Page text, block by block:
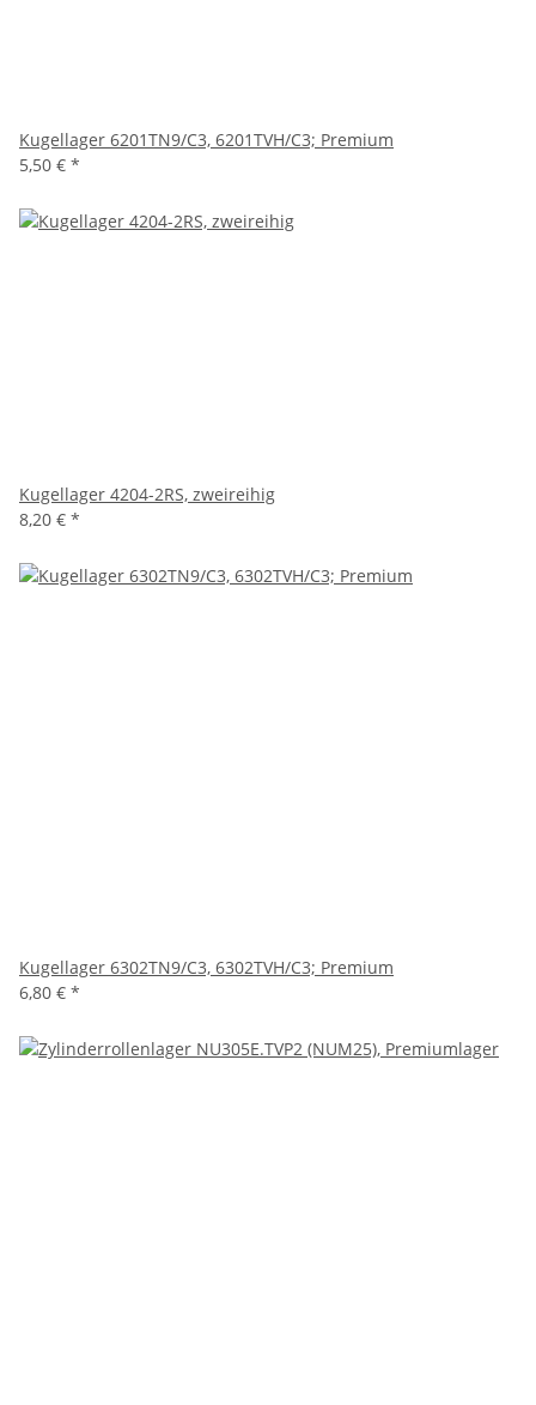
Kugellager 6201TN9/C3, 6201TVH/C3; Premium
5,50 € *
Kugellager 4204-2RS, zweireihig
8,20 € *
Kugellager 6302TN9/C3, 6302TVH/C3; Premium
6,80 € *